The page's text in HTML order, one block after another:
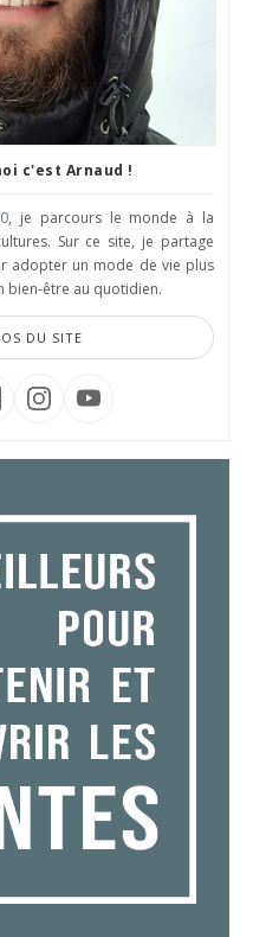
c'est Arnaud !
, je parcours le monde à la
Sur ce site, je partage
adopter un mode de vie plus
bien-être au quotidien.
DU SITE